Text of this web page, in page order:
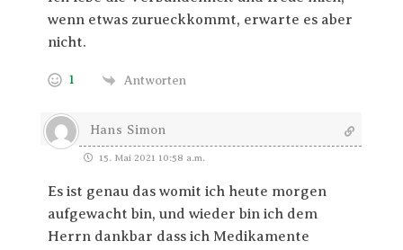
wenn etwas zurueckkommt, erwarte es aber
nicht.
1 Antworten
Hans Simon
15. Mai 2021 10:58 a.m.
Es ist genau das womit ich heute morgen
aufgewacht bin, und wieder bin ich dem
Herrn dankbar dass ich Medikamente